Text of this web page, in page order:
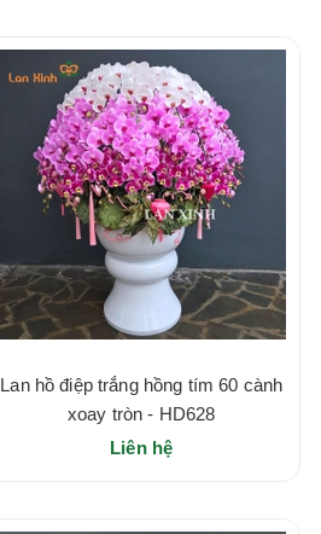
Lan hồ điệp trắng hồng tím 60 cành
xoay tròn - HD628
Liên hệ